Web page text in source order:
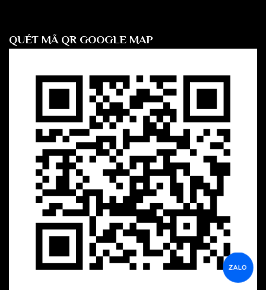
ZALO
QUÉT MÃ QR GOOGLE MAP